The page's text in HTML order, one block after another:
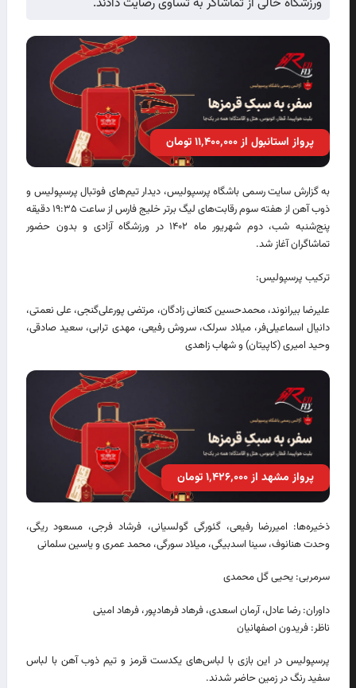
پرواز استانبول از ۱۱٬۴۰۰٬۰۰۰ تومان
به گزارش سایت رسمی باشگاه پرسپولیس، دیدار تیم‌های فوتبال پرسپولیس و
ذوب آهن از هفته سوم رقابت‌های لیگ برتر خلیج فارس از ساعت ۱۹:۳۵ دقیقه
پنج‌شنبه شب، دوم شهریور ماه ۱۴۰۲ در ورزشگاه آزادی و بدون حضور
تماشاگران آغاز شد.
ترکیب پرسپولیس:
علیرضا بیرانوند، محمدحسین کنعانی زادگان، مرتضی پورعلی‌گنجی، علی نعمتی،
دانیال اسماعیلی‌فر، میلاد سرلک، سروش رفیعی، مهدی ترابی، سعید صادقی،
وحید امیری (کاپیتان) و شهاب زاهدی
پرواز مشهد از ۱٬۴۲۶٬۰۰۰ تومان
ذخیره‌ها: امیررضا رفیعی، گئورگی گولسیانی، فرشاد فرجی، مسعود ریگی،
وحدت هنانوف، سینا اسدبیگی، میلاد سورگی، محمد عمری و یاسین سلمانی
سرمربی: یحیی گل محمدی
داوران: رضا عادل، آرمان اسعدی، فرهاد فرهادپور، فرهاد امینی
ناظر: فریدون اصفهانیان
پرسپولیس در این بازی با لباس‌های یکدست قرمز و تیم ذوب آهن با لباس
سفید رنگ در زمین حاضر شدند.